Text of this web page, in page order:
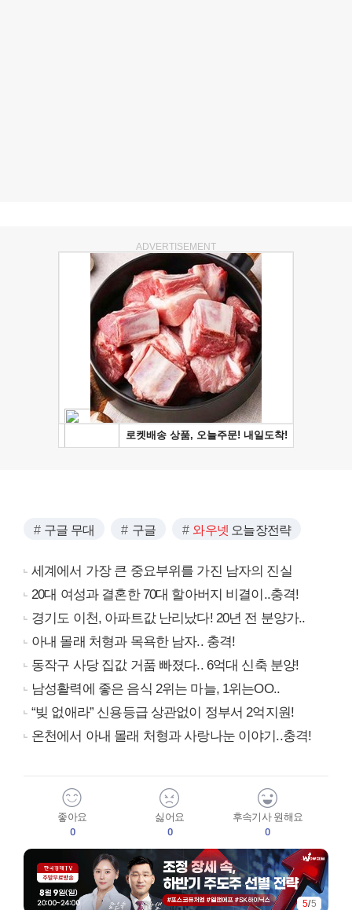
ADVERTISEMENT
구글 무대 구글 와우넷 오늘장전략
세계에서 가장 큰 중요부위를 가진 남자의 진실
20대 여성과 결혼한 70대 할아버지 비결이..충격!
경기도 이천, 아파트값 난리났다! 20년 전 분양가..
아내 몰래 처형과 목욕한 남자.. 충격!
동작구 사당 집값 거품 빠졌다.. 6억대 신축 분양!
남성활력에 좋은 음식 2위는 마늘, 1위는OO..
“빚 없애라” 신용등급 상관없이 정부서 2억지원!
온천에서 아내 몰래 처형과 사랑나눈 이야기..충격!
좋아요
0
싫어요
0
후속기사 원해요
0
5/5